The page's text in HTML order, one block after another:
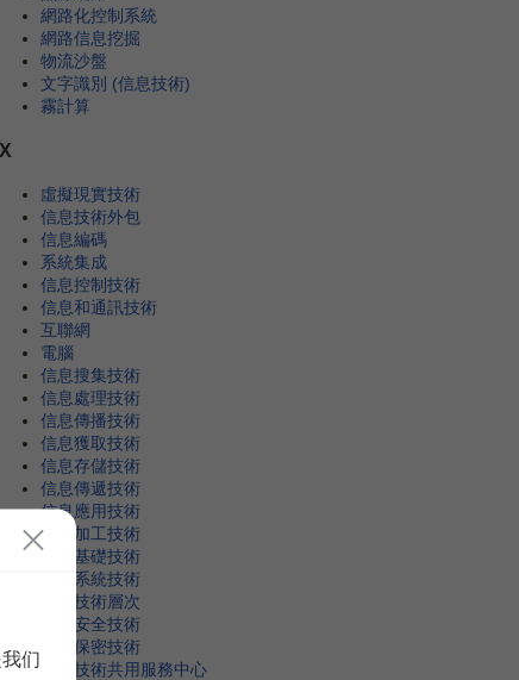
網路化控制系統
網路信息挖掘
物流沙盤
文字識別 (信息技術)
霧計算
X
虛擬現實技術
信息技術外包
信息編碼
系統集成
信息控制技術
信息和通訊技術
互聯網
電腦
信息搜集技術
信息處理技術
信息傳播技術
信息獲取技術
信息存儲技術
信息傳遞技術
信息應用技術
信息加工技術
信息基礎技術
信息系統技術
信息技術層次
信息安全技術
信息保密技術
信息技術共用服務中心
们